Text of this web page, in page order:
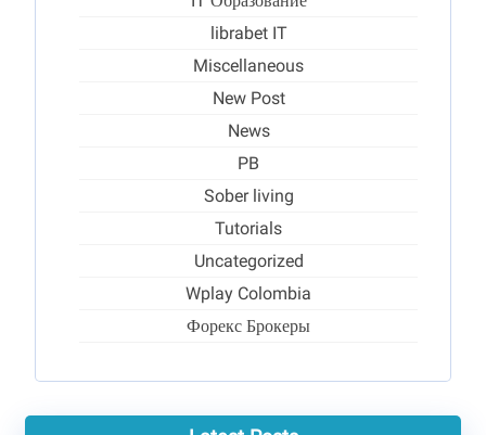
librabet IT
Miscellaneous
New Post
News
PB
Sober living
Tutorials
Uncategorized
Wplay Colombia
Форекс Брокеры